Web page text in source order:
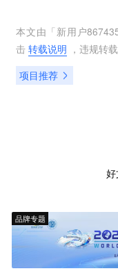
本文由「 新用户
击 转载说明 ，违规转
项目推荐
品牌专题